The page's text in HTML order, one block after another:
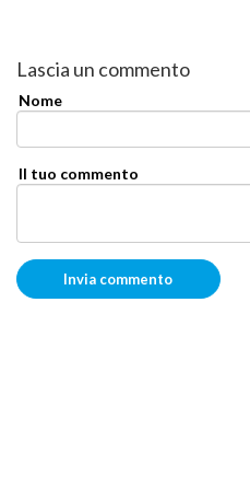
Lascia un commento
Nome
Il tuo commento